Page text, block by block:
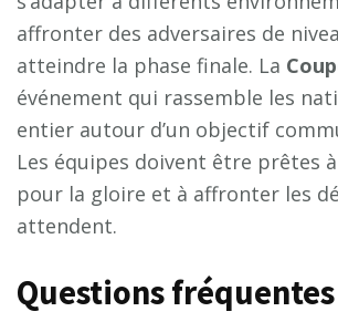
affronter des adversaires de
atteindre la phase finale. La
événement qui rassemble les
entier autour d’un objectif
Les équipes doivent être prêtes
pour la gloire et à affronter les
attendent.
Questions fréquentes